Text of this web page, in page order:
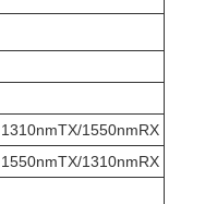
1310nmTX/1550nmRX
1550nmTX/1310nmRX